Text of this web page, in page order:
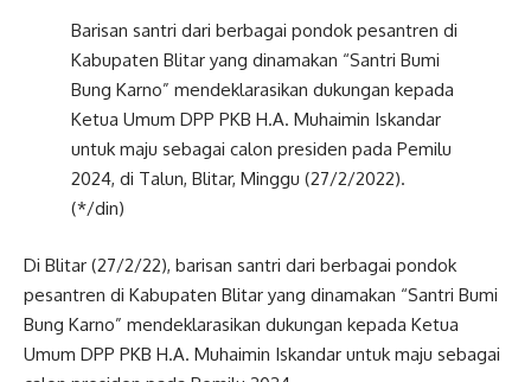
Barisan santri dari berbagai pondok pesantren di
Kabupaten Blitar yang dinamakan “Santri Bumi
Bung Karno” mendeklarasikan dukungan kepada
Ketua Umum DPP PKB H.A. Muhaimin Iskandar
untuk maju sebagai calon presiden pada Pemilu
2024, di Talun, Blitar, Minggu (27/2/2022).
(*/din)
Di Blitar (27/2/22), barisan santri dari berbagai pondok
pesantren di Kabupaten Blitar yang dinamakan “Santri Bumi
Bung Karno” mendeklarasikan dukungan kepada Ketua
Umum DPP PKB H.A. Muhaimin Iskandar untuk maju sebagai